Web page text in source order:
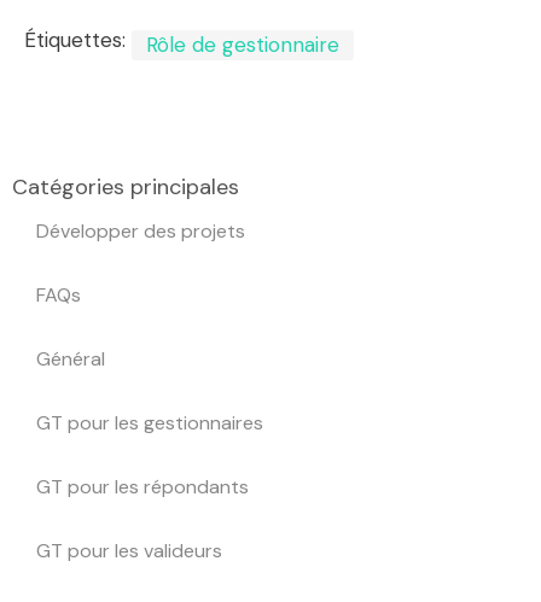
Catégories principales
Développer des projets
FAQs
Général
GT pour les gestionnaires
GT pour les répondants
GT pour les valideurs
Étiquettes: Rôle de gestionnaire